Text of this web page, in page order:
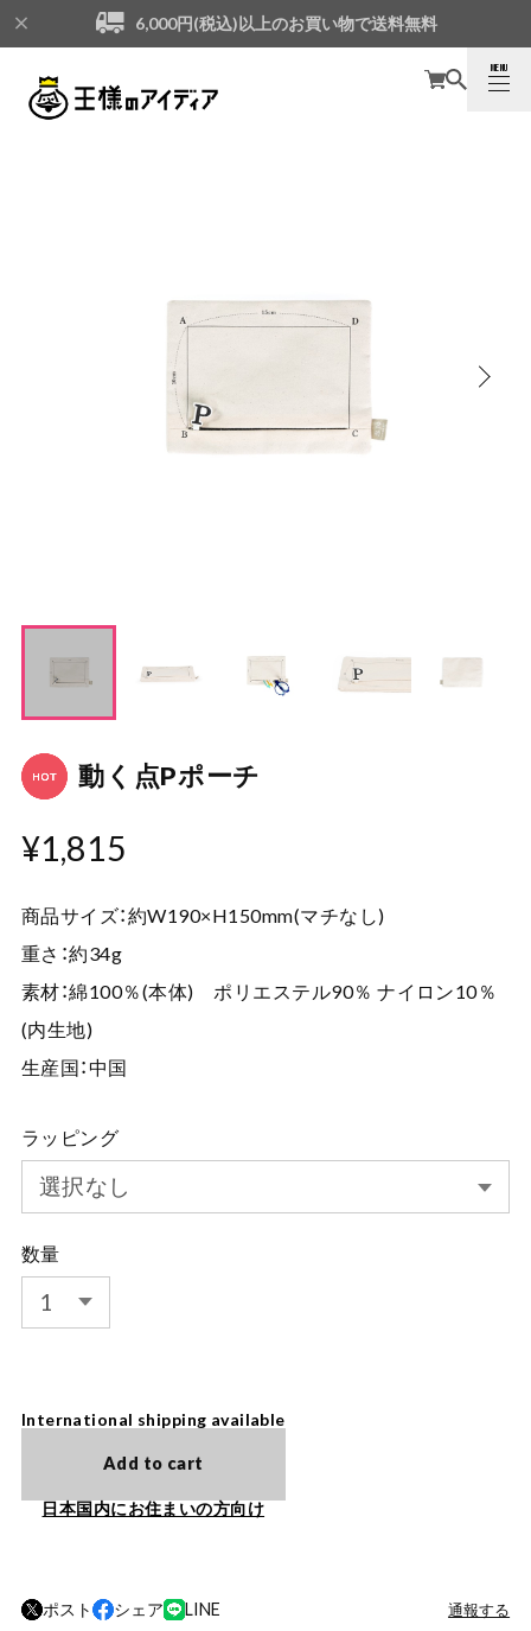
6,000円(税込)以上のお買い物で送料無料
MENU
CLOSE
動く点Pポーチ
¥1,815
商品サイズ：約W190×H150mm(マチなし)
重さ：約34g
素材：綿100％(本体) ポリエステル90％ ナイロン10％
(内生地)
生産国：中国
ラッピング
数量
International shipping available
Add to cart
日本国内にお住まいの方向け
ポスト シェア LINE 通報する